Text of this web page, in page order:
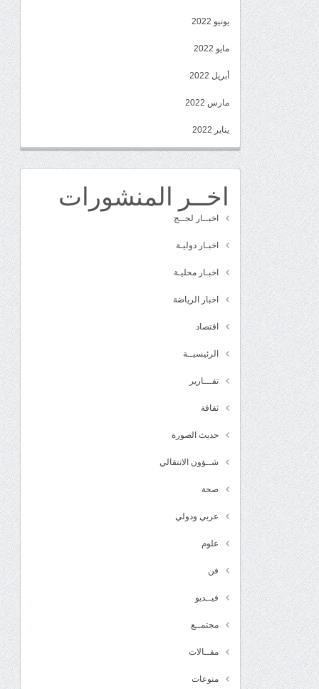
يونيو 2022
مايو 2022
أبريل 2022
مارس 2022
يناير 2022
اخــر المنشورات
اخبــار لحــج
اخبـار دوليـة
اخبـار محليـة
اخبار الرياضة
اقتصاد
الرئيسيــة
تقـــارير
ثقافة
حديث الصورة
شــؤون الانتقالي
صحة
عربي ودولي
علوم
فن
فيــديو
مجتمــع
مقــالات
منوعات